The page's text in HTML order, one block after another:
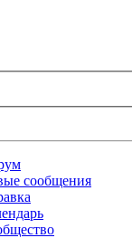
сообщения